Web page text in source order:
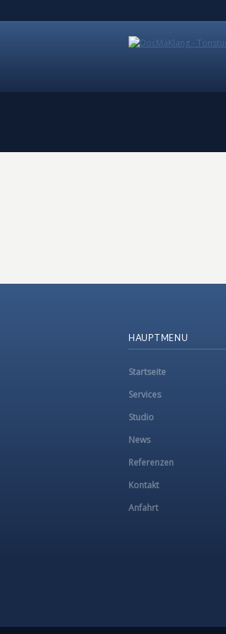
HAUPTMENU
Startseite
Services
Studio
News
Referenzen
Kontakt
Anfahrt